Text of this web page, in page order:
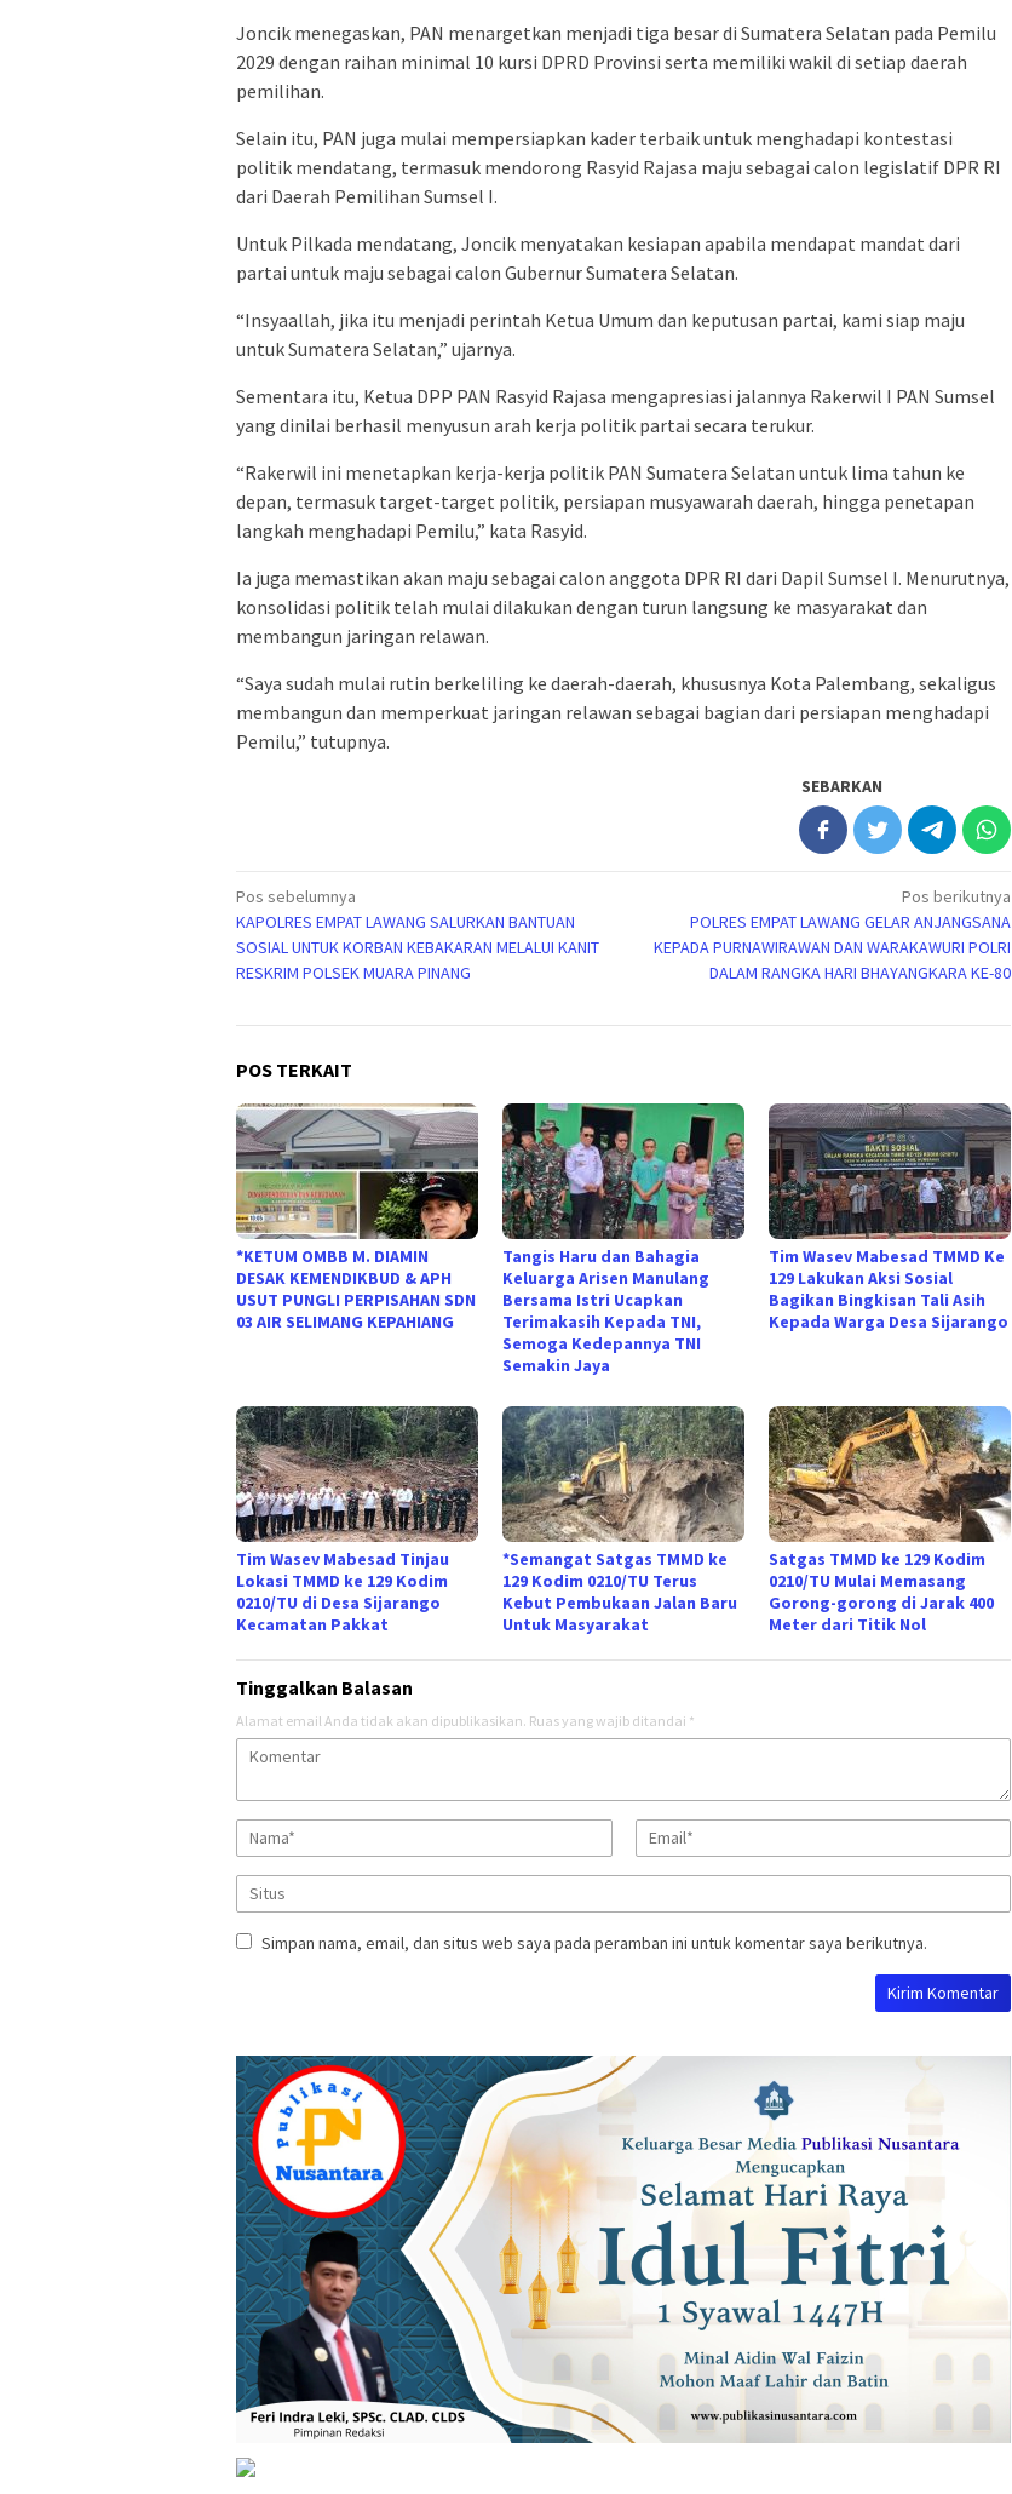
Joncik menegaskan, PAN menargetkan menjadi tiga besar di Sumatera Selatan pada Pemilu
2029 dengan raihan minimal 10 kursi DPRD Provinsi serta memiliki wakil di setiap daerah
pemilihan.
Selain itu, PAN juga mulai mempersiapkan kader terbaik untuk menghadapi kontestasi
politik mendatang, termasuk mendorong Rasyid Rajasa maju sebagai calon legislatif DPR RI
dari Daerah Pemilihan Sumsel I.
Untuk Pilkada mendatang, Joncik menyatakan kesiapan apabila mendapat mandat dari
partai untuk maju sebagai calon Gubernur Sumatera Selatan.
“Insyaallah, jika itu menjadi perintah Ketua Umum dan keputusan partai, kami siap maju
untuk Sumatera Selatan,” ujarnya.
Sementara itu, Ketua DPP PAN Rasyid Rajasa mengapresiasi jalannya Rakerwil I PAN Sumsel
yang dinilai berhasil menyusun arah kerja politik partai secara terukur.
“Rakerwil ini menetapkan kerja-kerja politik PAN Sumatera Selatan untuk lima tahun ke
depan, termasuk target-target politik, persiapan musyawarah daerah, hingga penetapan
langkah menghadapi Pemilu,” kata Rasyid.
Ia juga memastikan akan maju sebagai calon anggota DPR RI dari Dapil Sumsel I. Menurutnya,
konsolidasi politik telah mulai dilakukan dengan turun langsung ke masyarakat dan
membangun jaringan relawan.
“Saya sudah mulai rutin berkeliling ke daerah-daerah, khususnya Kota Palembang, sekaligus
membangun dan memperkuat jaringan relawan sebagai bagian dari persiapan menghadapi
Pemilu,” tutupnya.
SEBARKAN
Navigasi
pos
Pos sebelumnya
KAPOLRES EMPAT LAWANG SALURKAN BANTUAN
SOSIAL UNTUK KORBAN KEBAKARAN MELALUI KANIT
RESKRIM POLSEK MUARA PINANG
Pos berikutnya
POLRES EMPAT LAWANG GELAR ANJANGSANA
KEPADA PURNAWIRAWAN DAN WARAKAWURI POLRI
DALAM RANGKA HARI BHAYANGKARA KE-80
POS TERKAIT
*KETUM OMBB M. DIAMIN
DESAK KEMENDIKBUD & APH
USUT PUNGLI PERPISAHAN SDN
03 AIR SELIMANG KEPAHIANG
Tangis Haru dan Bahagia
Keluarga Arisen Manulang
Bersama Istri Ucapkan
Terimakasih Kepada TNI,
Semoga Kedepannya TNI
Semakin Jaya
Tim Wasev Mabesad TMMD Ke
129 Lakukan Aksi Sosial
Bagikan Bingkisan Tali Asih
Kepada Warga Desa Sijarango
Tim Wasev Mabesad Tinjau
Lokasi TMMD ke 129 Kodim
0210/TU di Desa Sijarango
Kecamatan Pakkat
*Semangat Satgas TMMD ke
129 Kodim 0210/TU Terus
Kebut Pembukaan Jalan Baru
Untuk Masyarakat
Satgas TMMD ke 129 Kodim
0210/TU Mulai Memasang
Gorong-gorong di Jarak 400
Meter dari Titik Nol
Tinggalkan Balasan
Alamat email Anda tidak akan dipublikasikan. Ruas yang wajib ditandai *
Simpan nama, email, dan situs web saya pada peramban ini untuk komentar saya berikutnya.